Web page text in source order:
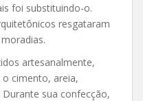
foi substituindo-o.
resgataram
artesanalmente,
cimento, areia,
sua confecção,